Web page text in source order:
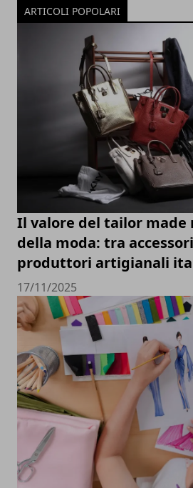
ARTICOLI POPOLARI
Il valore del tailor made
della moda: tra
produttori artigianali
17/11/2025